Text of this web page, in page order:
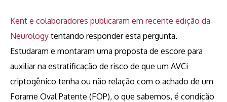
Kent e colaboradores publicaram em recente edição da
Neurology tentando responder esta pergunta.
Estudaram e montaram uma proposta de escore para
auxiliar na estratificação de risco de que um AVCi
criptogênico tenha ou não relação com o achado de um
Forame Oval Patente (FOP), o que sabemos, é condição